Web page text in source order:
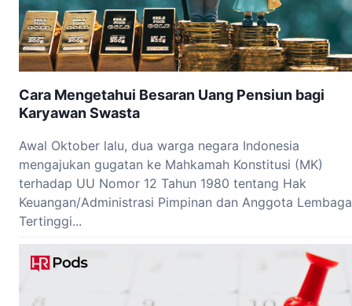
Cara Mengetahui Besaran Uang Pensiun bagi
Karyawan Swasta
Awal Oktober lalu, dua warga negara Indonesia
mengajukan gugatan ke Mahkamah Konstitusi (MK)
terhadap UU Nomor 12 Tahun 1980 tentang Hak
Keuangan/Administrasi Pimpinan dan Anggota Lembaga
Tertinggi...